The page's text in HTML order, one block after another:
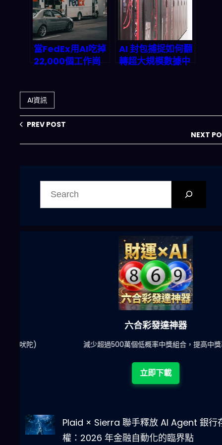
當FedEx用AI吃掉
22,000個工作崗
AI 封包捕捉如何翻
轉超大規模數據中
AI資訊
PREV POST
NEXT
六合彩發達神器
減少超過500萬個低概率中獎組合，提高中獎率
立即下載
Plaid × Sierra 聯手釋放 AI Agent 銀行
權：2026 年金融自動化的臨界點